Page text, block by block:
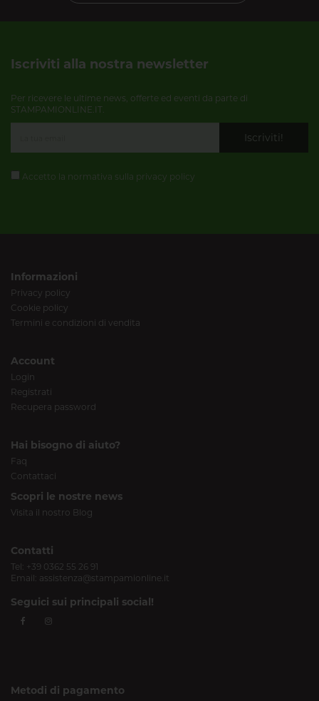
Iscriviti alla nostra newsletter
Per ricevere le ultime news, offerte ed eventi da parte di
STAMPAMIONLINE.IT.
Iscriviti!
Accetto la normativa sulla privacy policy
Informazioni
Privacy policy
Cookie policy
Termini e condizioni di vendita
Account
Login
Registrati
Recupera password
Hai bisogno di aiuto?
Faq
Contattaci
Scopri le nostre news
Visita il nostro Blog
Contatti
Tel: +39 0362 55 26 91
Email: assistenza@stampamionline.it
Seguici sui principali social!
Metodi di pagamento